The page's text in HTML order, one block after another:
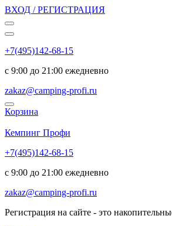
ВХОД / РЕГИСТРАЦИЯ
+7(495)142-68-15
с 9:00 до 21:00 ежедневно
zakaz@camping-profi.ru
Корзина
Кемпинг Профи
+7(495)142-68-15
с 9:00 до 21:00 ежедневно
zakaz@camping-profi.ru
Регистрация на сайте - это